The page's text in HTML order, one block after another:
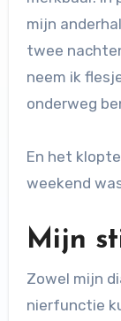
mijn
twee
neem ik
onderweg
En het
weekend
Mijn
Zowel mijn
nierfunctie